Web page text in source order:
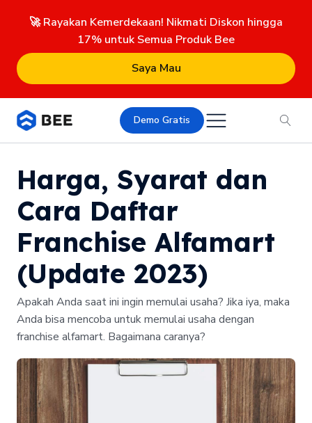
🚀 Rayakan Kemerdekaan! Nikmati Diskon hingga
17% untuk Semua Produk Bee
Saya Mau
Demo Gratis
Harga, Syarat dan
Cara Daftar
Franchise Alfamart
(Update 2023)
Apakah Anda saat ini ingin memulai usaha? Jika iya, maka
Anda bisa mencoba untuk memulai usaha dengan
franchise alfamart. Bagaimana caranya?